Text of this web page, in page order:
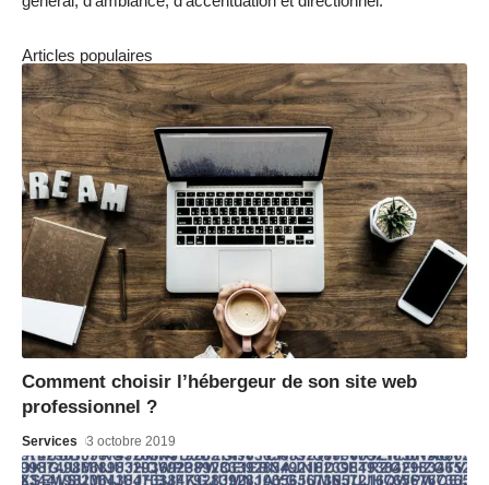
Articles populaires
Comment choisir l’hébergeur de son site web
professionnel ?
Services 3 octobre 2019